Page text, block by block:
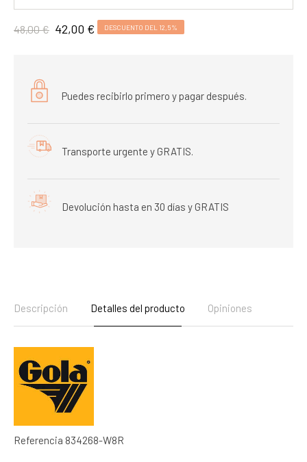
48,00 € 42,00 € DESCUENTO DEL 12,5%
Puedes recibirlo primero y pagar después.
Transporte urgente y GRATIS.
Devolución hasta en 30 días y GRATIS
Descripción Detalles del producto Opiniones
Referencia 834268-W8R